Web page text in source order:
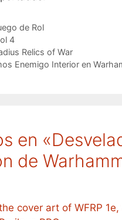
de Rol
4
Relics of War
Enemigo Interior en
en
de
cover art of WFRP